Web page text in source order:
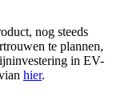
nog steeds
te plannen,
in EV-
hier.